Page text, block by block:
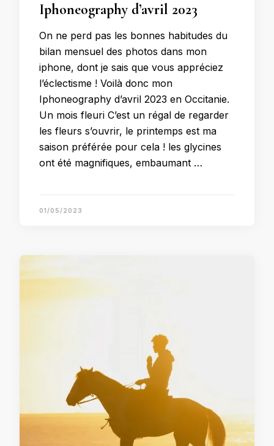
Iphoneography d’avril 2023
On ne perd pas les bonnes habitudes du
bilan mensuel des photos dans mon
iphone, dont je sais que vous appréciez
l’éclectisme ! Voilà donc mon
Iphoneography d’avril 2023 en Occitanie.
Un mois fleuri C’est un régal de regarder
les fleurs s’ouvrir, le printemps est ma
saison préférée pour cela ! les glycines
ont été magnifiques, embaumant …
01/05/2023